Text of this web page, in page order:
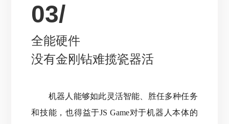
03/
全能硬件
没有金刚钻难揽瓷器活
机器人能够如此灵活智能、胜任多种任务
和技能，也得益于JS Game对于机器人本体的